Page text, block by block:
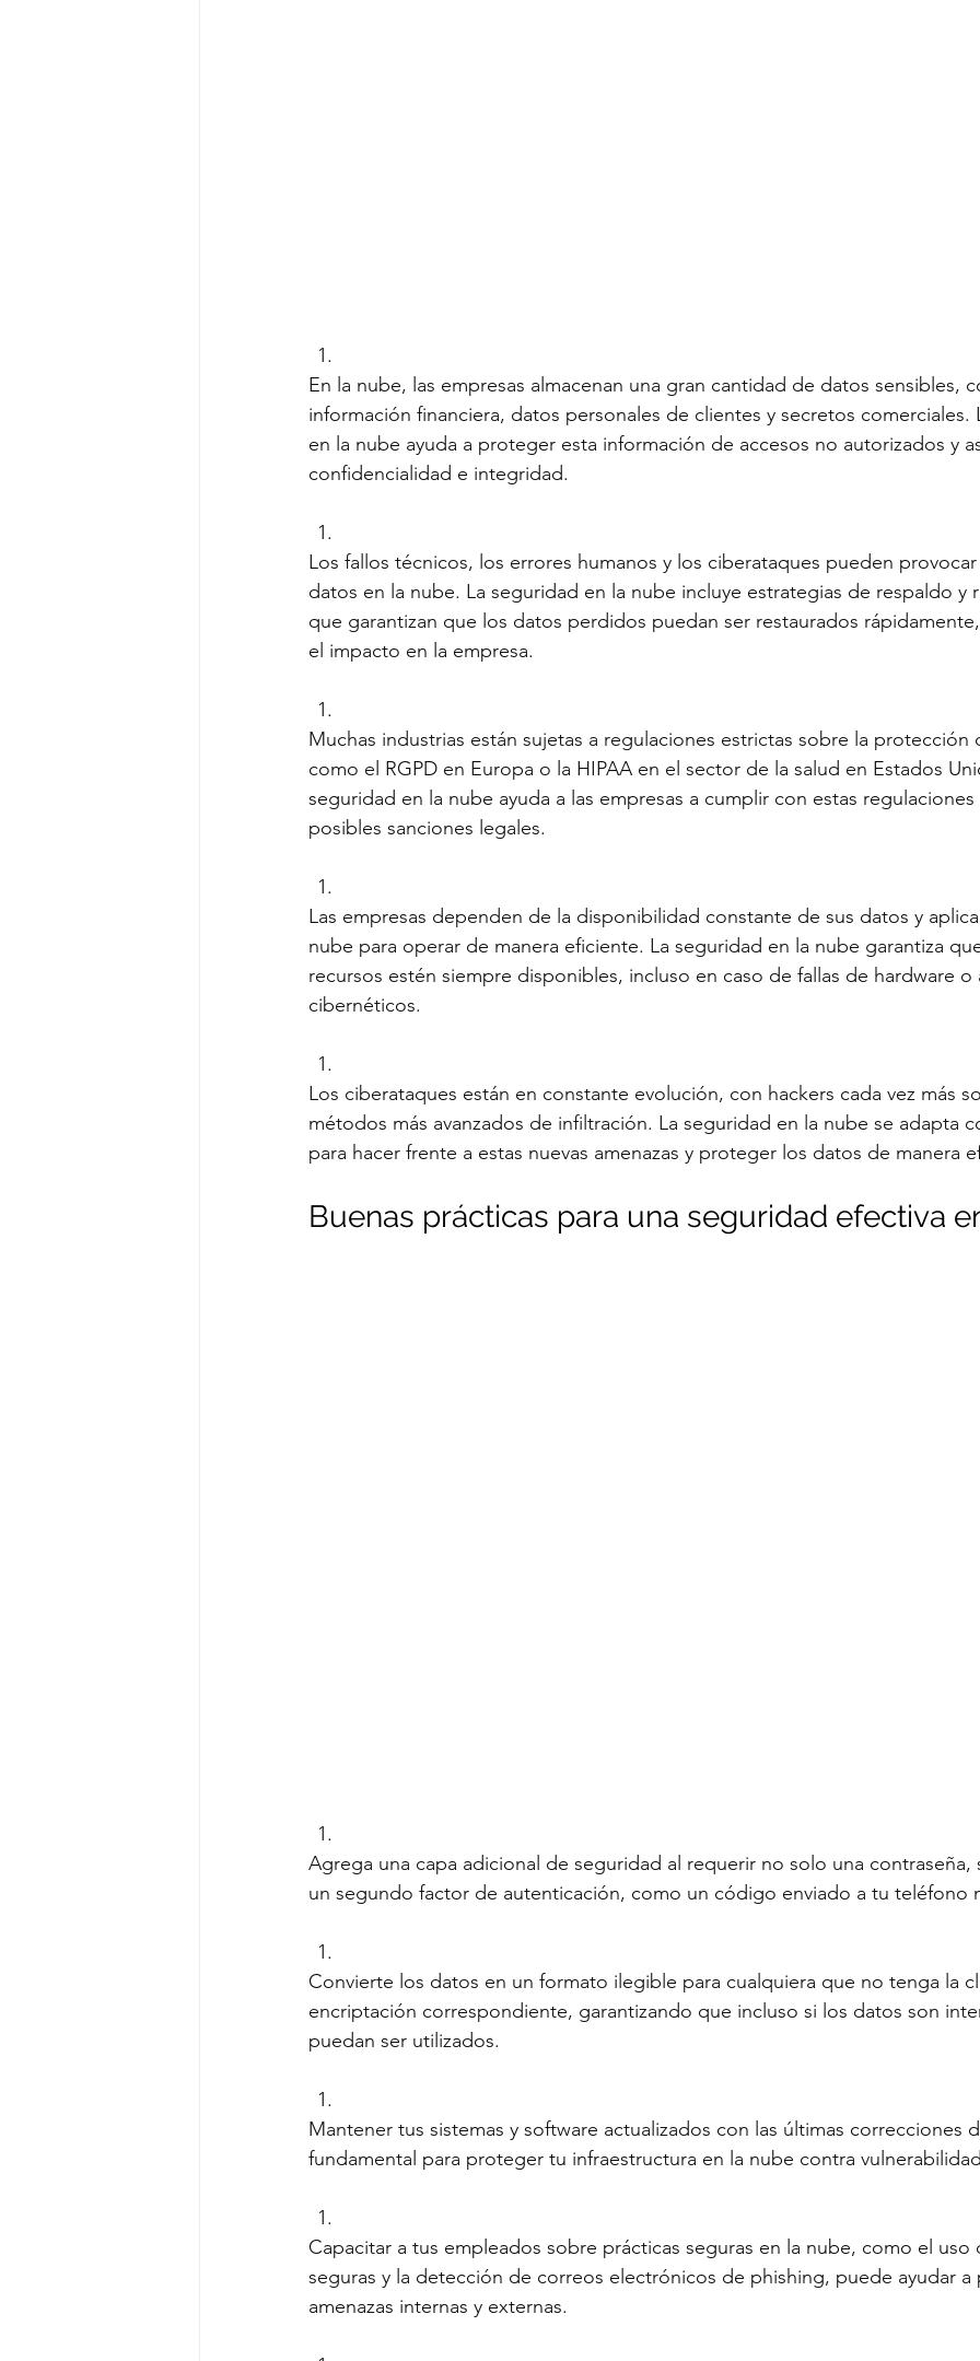
En la nube, las empresas almacenan una gran cantidad de datos sensibles,
información financiera, datos personales de clientes y secretos
en la nube ayuda a proteger esta información de accesos no autorizados y
confidencialidad e integridad.
Los fallos técnicos, los errores humanos y los ciberataques pueden
datos en la nube. La seguridad en la nube incluye estrategias de respaldo y
que garantizan que los datos perdidos puedan ser restaurados
el impacto en la empresa.
Muchas industrias están sujetas a regulaciones estrictas sobre la
como el RGPD en Europa o la HIPAA en el sector de la salud en Estados
seguridad en la nube ayuda a las empresas a cumplir con estas
posibles sanciones legales.
Las empresas dependen de la disponibilidad constante de sus datos y
nube para operar de manera eficiente. La seguridad en la nube garantiza
recursos estén siempre disponibles, incluso en caso de fallas de hardware
cibernéticos.
Los ciberataques están en constante evolución, con hackers cada vez más
métodos más avanzados de infiltración. La seguridad en la nube se adapta
para hacer frente a estas nuevas amenazas y proteger los datos de manera
Buenas prácticas para una seguridad efectiva
Agrega una capa adicional de seguridad al requerir no solo una
un segundo factor de autenticación, como un código enviado a tu teléfono
Convierte los datos en un formato ilegible para cualquiera que no tenga la
encriptación correspondiente, garantizando que incluso si los datos son
puedan ser utilizados.
Mantener tus sistemas y software actualizados con las últimas correcciones
fundamental para proteger tu infraestructura en la nube contra
Capacitar a tus empleados sobre prácticas seguras en la nube, como el
seguras y la detección de correos electrónicos de phishing, puede ayudar
amenazas internas y externas.